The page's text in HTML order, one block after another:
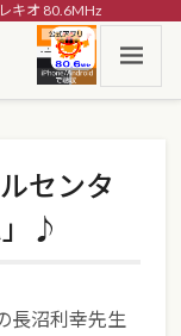
キオ 80.6MHz
センタ
」♪
長沼利幸先生